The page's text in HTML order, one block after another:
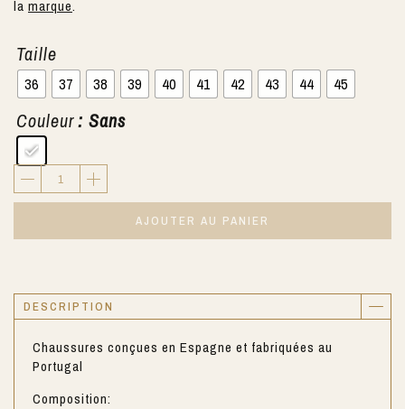
la marque.
Taille
36 37 38 39 40 41 42 43 44 45
Couleur: Sans
AJOUTER AU PANIER
DESCRIPTION
Chaussures conçues en Espagne et fabriquées au
Portugal
Composition: